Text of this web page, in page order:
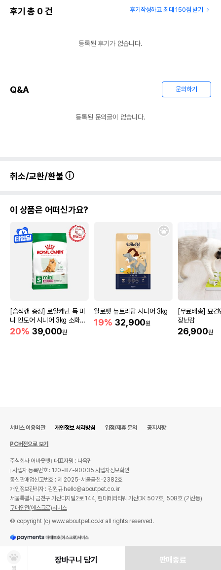
후기 총 0 건 후기작성하고 최대 150점 받기
등록된 후기가 없습니다.
Q&A 문의하기
등록된 문의글이 없습니다.
취소/교환/환불
이 상품은 어떠신가요?
[습식캔 증정] 로얄캐닌 독 미
니 인도어 시니어 3kg 소화도
움
20% 39,000원
윌로펫 뉴트리탑 시니어 3kg
19% 32,900원
[무료배송] 묘견
장난감
26,900원
찜
장바구니 담기 판매종료
서비스 이용약관 개인정보 처리방침 입점/제휴 문의 공지사항
PC버전으로 보기
주식회사 어바웃펫
대표자명 : 나옥귀
사업자 등록번호 : 120-87-90035사업자정보확인
통신판매업신고번호 : 제 2025-서울금천-2382호
개인정보관리자 : 김원규 hello@aboutpet.co.kr
서울특별시 금천구 가산디지털2로 144, 현대테라타워 가산DK 507호, 508호 (가산동)
구매안전(에스크로)서비스
© copyright (c) www.aboutpet.co.kr all rights reserved.